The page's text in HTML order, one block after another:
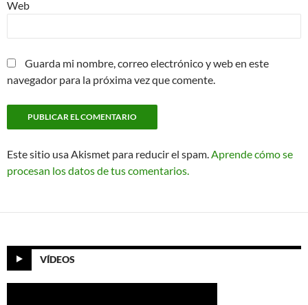
Web
Guarda mi nombre, correo electrónico y web en este
navegador para la próxima vez que comente.
Este sitio usa Akismet para reducir el spam.Aprende cómo se
procesan los datos de tus comentarios.
VÍDEOS